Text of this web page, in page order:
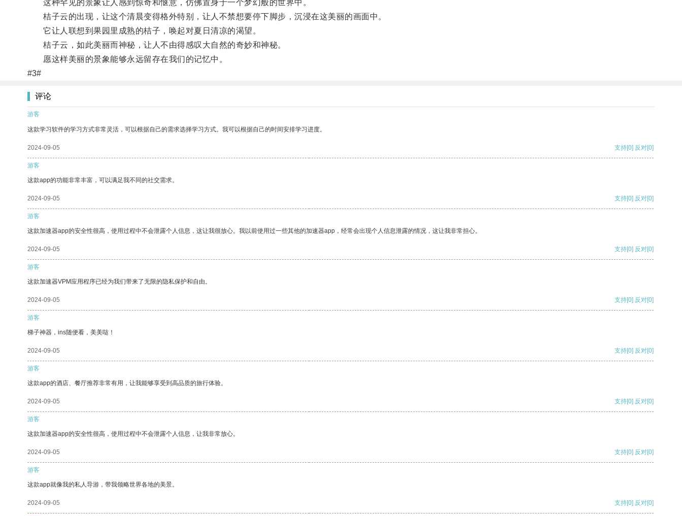
这种罕见的景象让人感到惊奇和惬意，仿佛置身于一个梦幻般的世界中。
桔子云的出现，让这个清晨变得格外特别，让人不禁想要停下脚步，沉浸在这美丽的画面中。
它让人联想到果园里成熟的桔子，唤起对夏日清凉的渴望。
桔子云，如此美丽而神秘，让人不由得感叹大自然的奇妙和神秘。
愿这样美丽的景象能够永远留存在我们的记忆中。
#3#
评论
游客
这款学习软件的学习方式非常灵活，可以根据自己的需求选择学习方式。我可以根据自己的时间安排学习进度。
2024-09-05 支持[0] 反对[0]
游客
这款app的功能非常丰富，可以满足我不同的社交需求。
2024-09-05 支持[0] 反对[0]
游客
这款加速器app的安全性很高，使用过程中不会泄露个人信息，这让我很放心。我以前使用过一些其他的加速器app，经常会出现个人信息泄露的情况，这让我非常担心。
2024-09-05 支持[0] 反对[0]
游客
这款加速器VPM应用程序已经为我们带来了无限的隐私保护和自由。
2024-09-05 支持[0] 反对[0]
游客
梯子神器，ins随便看，美美哒！
2024-09-05 支持[0] 反对[0]
游客
这款app的酒店、餐厅推荐非常有用，让我能够享受到高品质的旅行体验。
2024-09-05 支持[0] 反对[0]
游客
这款加速器app的安全性很高，使用过程中不会泄露个人信息，让我非常放心。
2024-09-05 支持[0] 反对[0]
游客
这款app就像我的私人导游，带我领略世界各地的美景。
2024-09-05 支持[0] 反对[0]